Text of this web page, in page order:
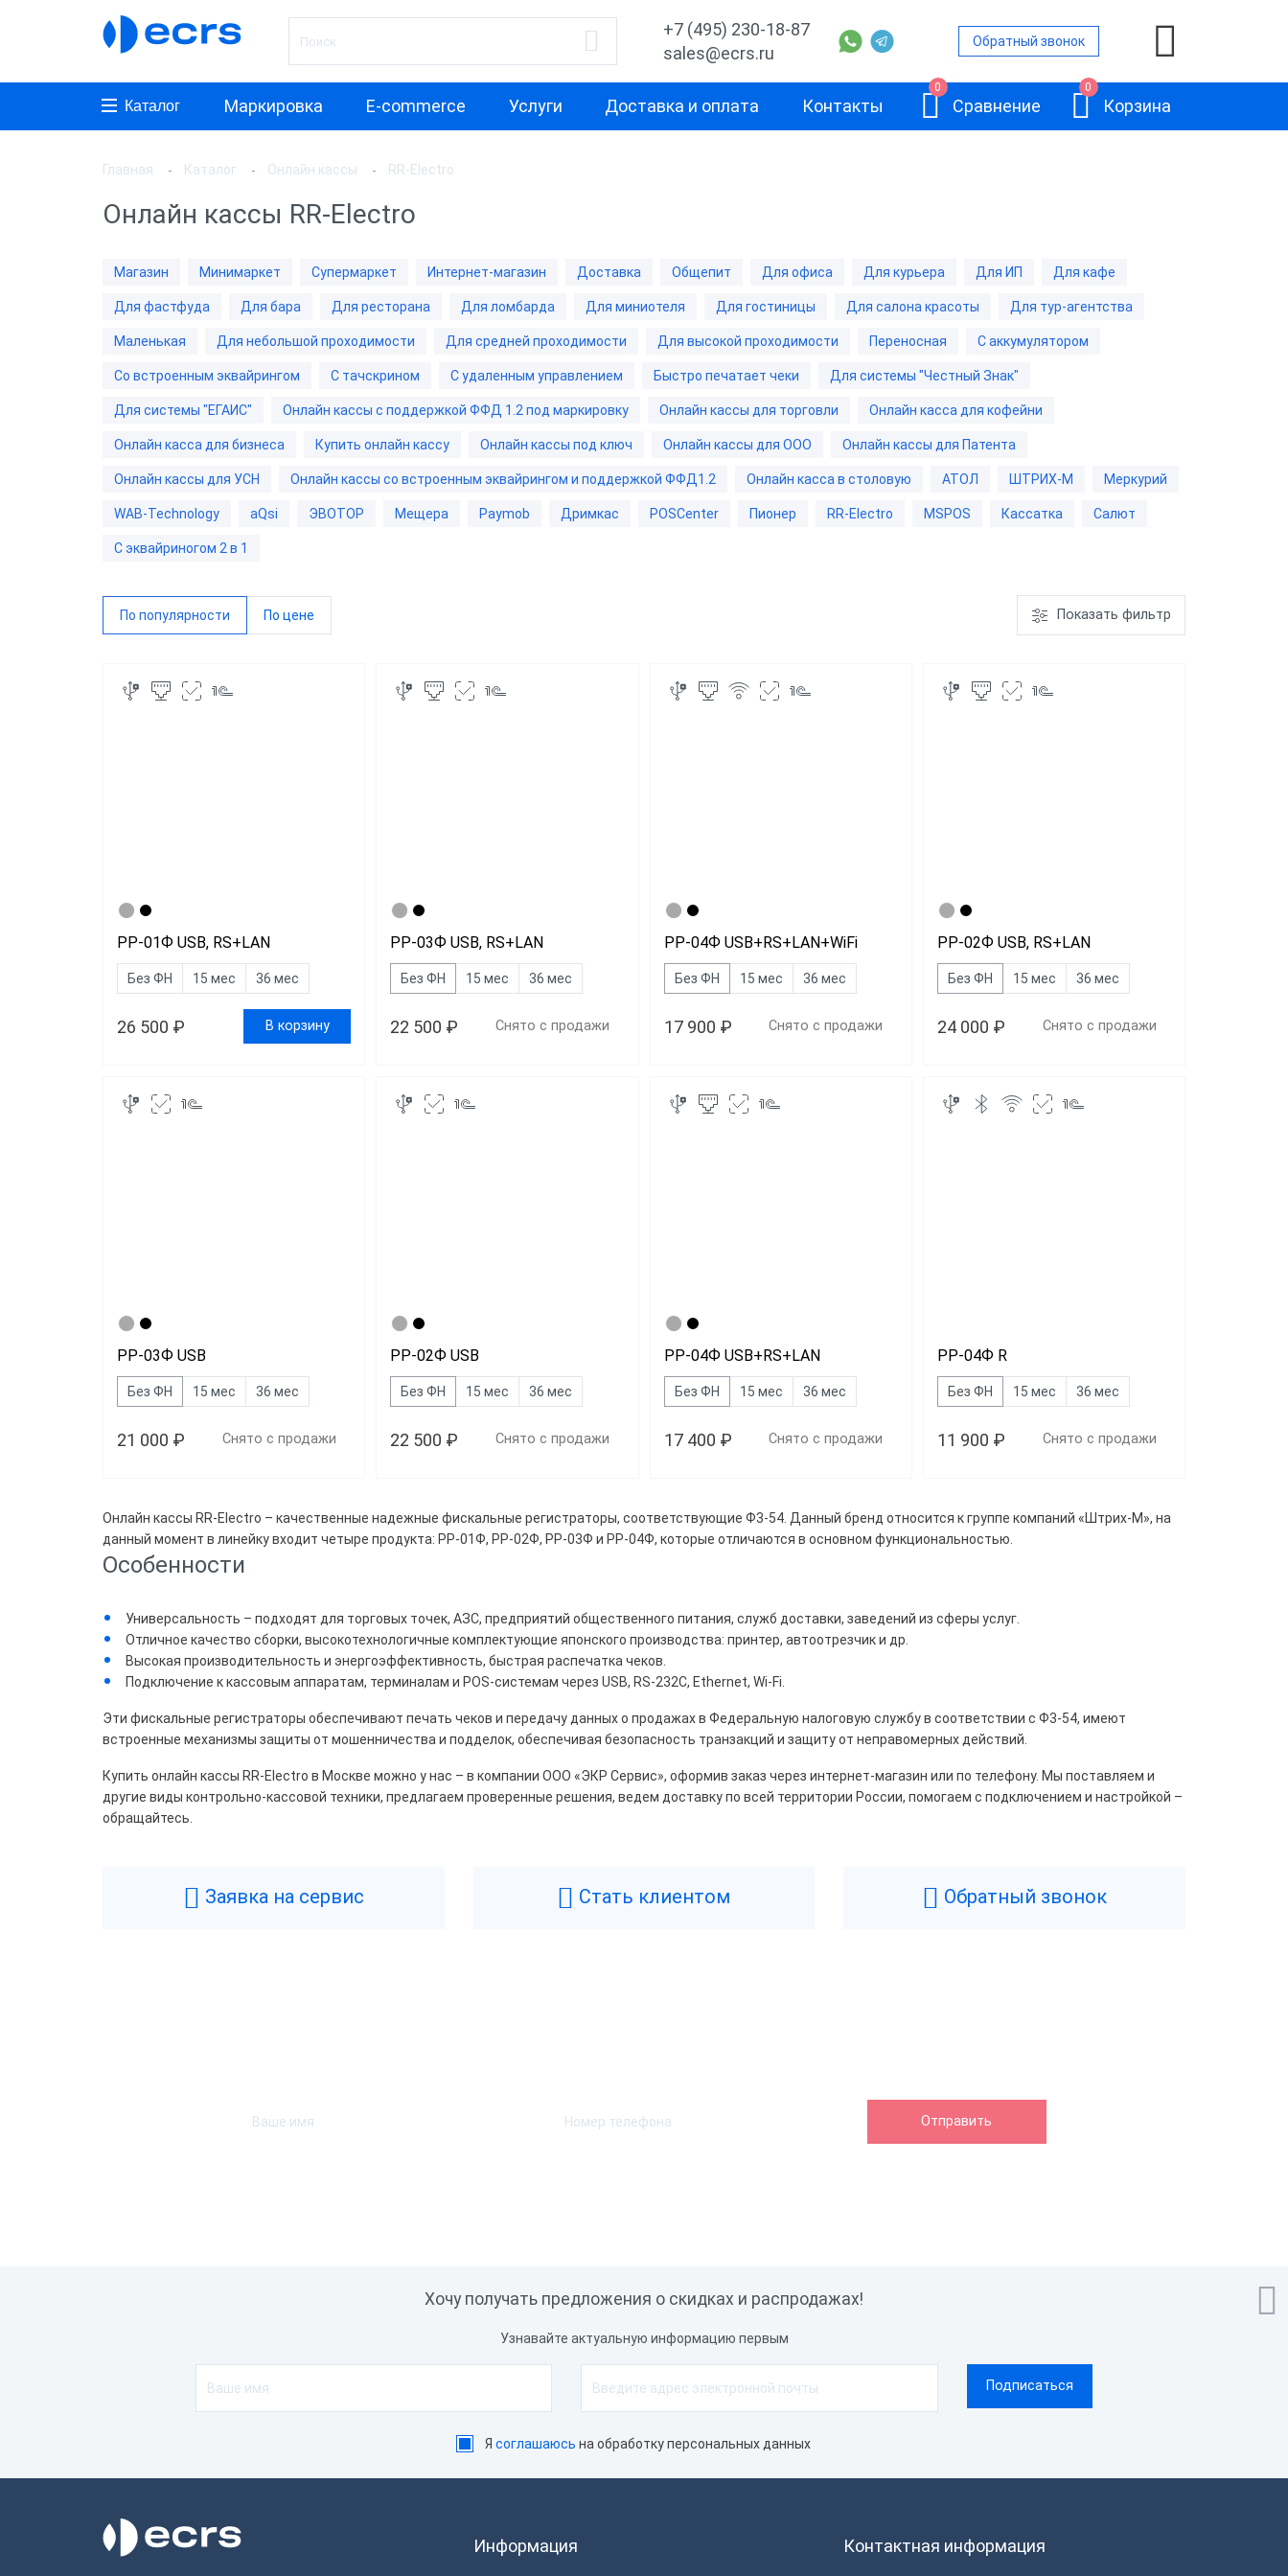
+7 (495) 230-18-87
sales@ecrs.ru
Обратный звонок
Каталог Маркировка E-commerce Услуги Доставка и оплата Контакты
0
Сравнение
0
Корзина
Производитель
АТОЛ
WAB-Technology
aQsi
ЭВОТОР
Мещера
Paymob
Дримкас
Магазин
Для фастфуда
Для бара
Для ресторана
Для ломбарда
Для миниотеля
проходимости
Для средней
проходимости
Для высокой
Переносная
С аккумулятором
Со встроенным
Быстро печатает чеки
ШТРИХ-М-01Ф
Главная Каталог Онлайн кассы RR-Electro
Онлайн кассы RR-Electro
Магазин Минимаркет Супермаркет Интернет-магазин Доставка Общепит Для офиса Для курьера Для ИП Для кафе
Для фастфуда Для бара Для ресторана Для ломбарда Для миниотеля Для гостиницы Для салона красоты Для тур-агентства
Маленькая Для небольшой проходимости Для средней проходимости Для высокой проходимости Переносная С аккумулятором
Со встроенным эквайрингом С тачскрином С удаленным управлением Быстро печатает чеки Для системы "Честный Знак"
Для системы "ЕГАИС" Онлайн кассы с поддержкой ФФД 1.2 под маркировку Онлайн кассы для торговли Онлайн касса для кофейни
Онлайн касса для бизнеса Купить онлайн кассу Онлайн кассы под ключ Онлайн кассы для ООО Онлайн кассы для Патента
Онлайн кассы для УСН Онлайн кассы со встроенным эквайрингом и поддержкой ФФД1.2 Онлайн касса в столовую АТОЛ ШТРИХ-М Меркурий
WAB-Technology aQsi ЭВОТОР Мещера Paymob Дримкас POSCenter Пионер RR-Electro MSPOS Кассатка Салют
С эквайриногом 2 в 1
По популярности По цене Показать фильтр
РР-01Ф USB, RS+LAN
Без ФН 15 мес 36 мес
26 500 ₽ В корзину
РР-03Ф USB, RS+LAN
Без ФН 15 мес 36 мес
22 500 ₽ Снято с продажи
РР-04Ф USB+RS+LAN+WiFi
Без ФН 15 мес 36 мес
17 900 ₽ Снято с продажи
РР-02Ф USB, RS+LAN
Без ФН 15 мес 36 мес
24 000 ₽ Снято с продажи
РР-03Ф USB
Без ФН 15 мес 36 мес
21 000 ₽ Снято с продажи
РР-02Ф USB
Без ФН 15 мес 36 мес
22 500 ₽ Снято с продажи
РР-04Ф USB+RS+LAN
Без ФН 15 мес 36 мес
17 400 ₽ Снято с продажи
РР-04Ф R
Без ФН 15 мес 36 мес
11 900 ₽ Снято с продажи
Цена
Все
Свыше 34 500 ₽
RR-Electro
Онлайн кассы RR-Electro – качественные надежные фискальные регистраторы, соответствующие Ф3-54. Данный бренд относится к группе компаний «Штрих-М», на
данный момент в линейку входит четыре продукта: РР-01Ф, РР-02Ф, РР-03Ф и РР-04Ф, которые отличаются в основном функциональностью.
Особенности
Универсальность – подходят для торговых точек, АЗС, предприятий общественного питания, служб доставки, заведений из сферы услуг.
Отличное качество сборки, высокотехнологичные комплектующие японского производства: принтер, автоотрезчик и др.
Высокая производительность и энергоэффективность, быстрая распечатка чеков.
Подключение к кассовым аппаратам, терминалам и POS-системам через USB, RS-232C, Ethernet, Wi-Fi.
Эти фискальные регистраторы обеспечивают печать чеков и передачу данных о продажах в Федеральную налоговую службу в соответствии с Ф3-54, имеют
встроенные механизмы защиты от мошенничества и подделок, обеспечивая безопасность транзакций и защиту от неправомерных действий.
Купить онлайн кассы RR-Electro в Москве можно у нас – в компании ООО «ЭКР Сервис», оформив заказ через интернет-магазин или по телефону. Мы поставляем и
другие виды контрольно-кассовой техники, предлагаем проверенные решения, ведем доставку по всей территории России, помогаем с подключением и настройкой –
обращайтесь.
Заявка на сервис Стать клиентом Обратный звонок

Хочу получать предложения о скидках и распродажах!
Узнавайте актуальную информацию первым
Я соглашаюсь на обработку персональных данных
Информация Контактная информация